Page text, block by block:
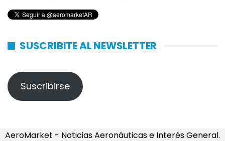
SUSCRIBITE AL NEWSLETTER
Suscribirse
AeroMarket - Noticias Aeronáuticas e Interés General.